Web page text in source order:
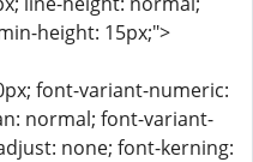
height: 15px;">
font-variant-numeric:
normal; font-variant-
none; font-kerning: